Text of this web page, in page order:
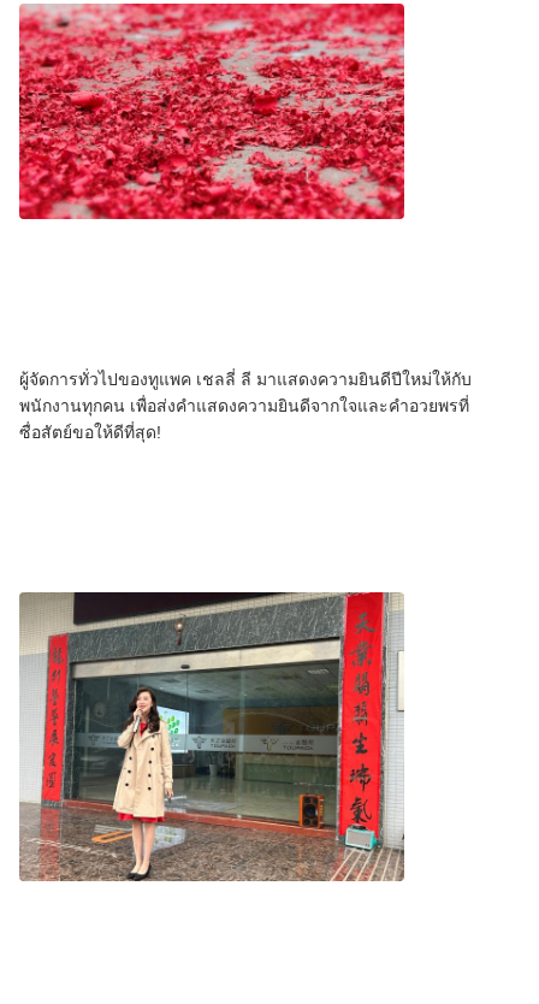
ผู้จัดการทั่วไปของทูแพค เชลลี่ ลี มาแสดงความยินดีปีใหม่ให้กับ
พนักงานทุกคน เพื่อส่งคําแสดงความยินดีจากใจและคําอวยพรที่
ซื่อสัตย์ขอให้ดีที่สุด!